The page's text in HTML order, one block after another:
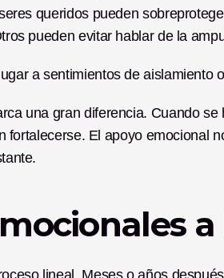
queridos pueden
pueden evitar hablar de la
a sentimientos de aislamiento
una gran diferencia. Cuando
fortalecerse. El apoyo emocional
lineal. Meses o años